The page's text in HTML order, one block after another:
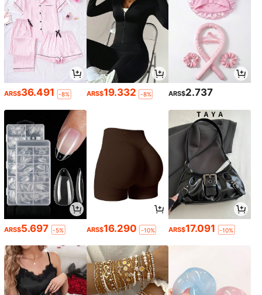
ARS$36.491 -8% ARS$19.332 -8% ARS$2.737
ARS$5.697 -5% ARS$16.290 -10% ARS$17.091 -10%